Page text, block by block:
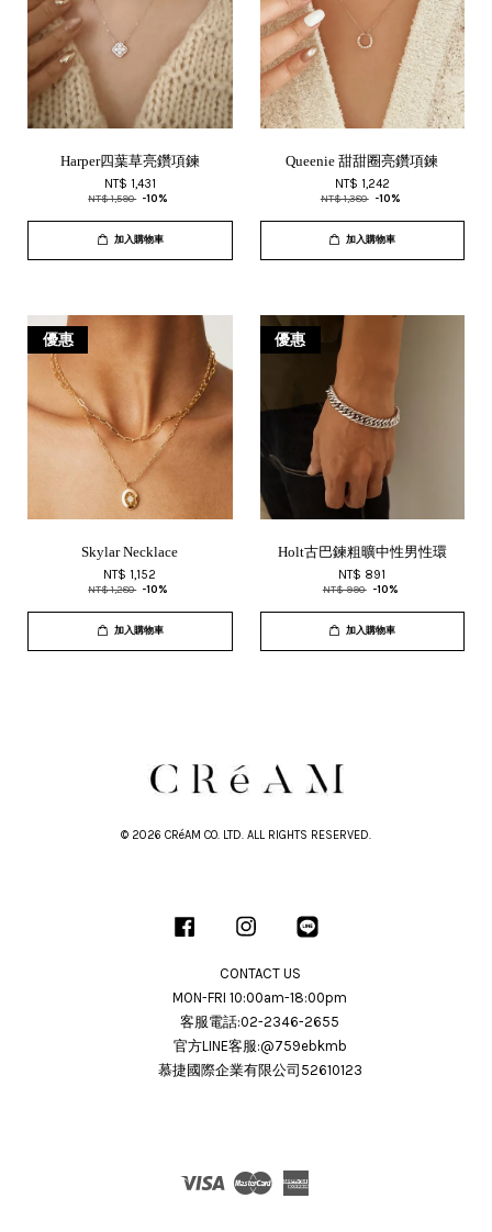
Harper四葉草亮鑽項鍊
NT$ 1,431
NT$ 1,590 -10%
加入購物車
Queenie 甜甜圈亮鑽項鍊
NT$ 1,242
NT$ 1,380 -10%
加入購物車
優惠
Skylar Necklace
NT$ 1,152
NT$ 1,280 -10%
加入購物車
優惠
Holt古巴鍊粗曠中性男性環
NT$ 891
NT$ 990 -10%
加入購物車
© 2026 CRéAM CO. LTD. ALL RIGHTS RESERVED.
Facebook Instagram
CONTACT US
MON-FRI 10:00am-18:00pm
客服電話:02-2346-2655
官方LINE客服:@759ebkmb
慕捷國際企業有限公司52610123
Visa